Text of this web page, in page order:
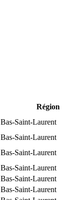
Région
Bas-Saint-Laurent
Bas-Saint-Laurent
Bas-Saint-Laurent
Bas-Saint-Laurent
Bas-Saint-Laurent
Bas-Saint-Laurent